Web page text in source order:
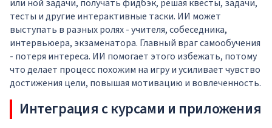
или ной задачи, получать фидбэк, решая квесты, задачи,
тесты и другие интерактивные таски. ИИ может
выступать в разных ролях - учителя, собеседника,
интервьюера, экзаменатора. Главный враг самообучения
- потеря интереса. ИИ помогает этого избежать, потому
что делает процесс похожим на игру и усиливает чувство
достижения цели, повышая мотивацию и вовлеченность.
Интеграция с курсами и приложения